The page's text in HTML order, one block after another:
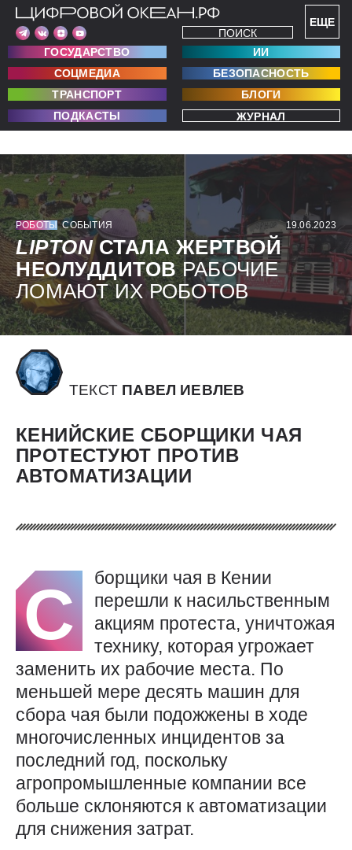
ЕЩЕ
ПОИСК
ГОСУДАРСТВО
ИИ
СОЦМЕДИА
БЕЗОПАСНОСТЬ
ТРАНСПОРТ
БЛОГИ
ПОДКАСТЫ
ЖУРНАЛ
РОБОТЫ СОБЫТИЯ 19.06.2023
LIPTONСТАЛА ЖЕРТВОЙ
НЕОЛУДДИТОВРАБОЧИЕ
ЛОМАЮТ ИХ РОБОТОВ
ТЕКСТ ПАВЕЛ ИЕВЛЕВ
КЕНИЙСКИЕ СБОРЩИКИ ЧАЯ
ПРОТЕСТУЮТ ПРОТИВ
АВТОМАТИЗАЦИИ
С
борщики чая в Кении
перешли к насильственным
акциям протеста, уничтожая
технику, которая угрожает
заменить их рабочие места. По
меньшей мере десять машин для
сбора чая были подожжены в ходе
многочисленных инцидентов за
последний год, поскольку
агропромышленные компании все
больше склоняются к автоматизации
для снижения затрат.